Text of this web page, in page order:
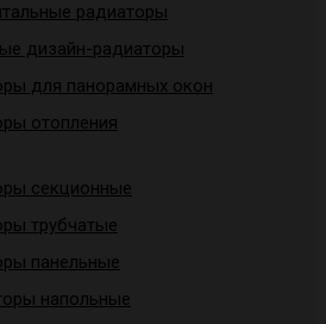
радиаторы
дизайн-радиаторы
для панорамных окон
отопления
секционные
трубчатые
панельные
напольные